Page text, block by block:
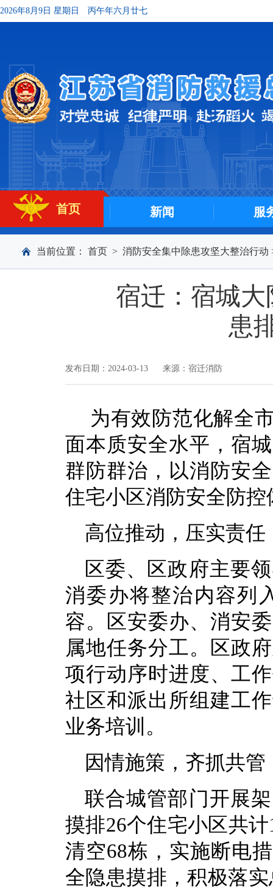
2026年8月9日 星期日 丙午年六月廿七
首页 新闻 服
当前位置： 首页 > 消防安全集中除患攻坚大整治行动
宿迁：宿城
患
发布日期：2024-03-13 来源：宿迁消防
为有效防范化解全
面本质安全水平，宿
群防群治，以消防安
住宅小区消防安全防控
高位推动，压实责任
区委、区政府主要
消委办将整治内容列
容。区安委办、消安
属地任务分工。区政
项行动序时进度、工
社区和派出所组建工
业务培训。
因情施策，齐抓共管
联合城管部门开展
摸排26个住宅小区共
清空68栋，实施断电
全隐患摸排，积极落